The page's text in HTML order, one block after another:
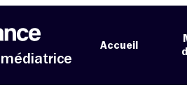
médiatrice
Accueil